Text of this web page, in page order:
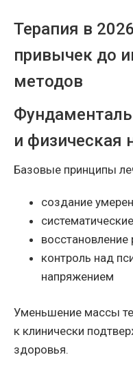
Терапия в
привычек до
методов
и физическая
Базовые принципы
создание
контроль над
напряжением
Уменьшение массы
к клинически
здоровья.